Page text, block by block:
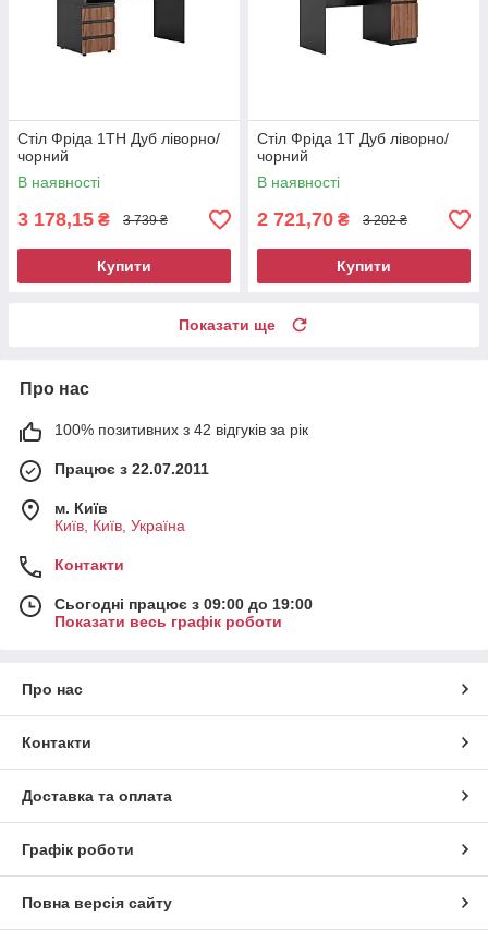
Стіл Фріда 1ТН Дуб ліворно/
чорний
В наявності
3 178,15 ₴ 3 739 ₴
Купити
Стіл Фріда 1Т Дуб ліворно/
чорний
В наявності
2 721,70 ₴ 3 202 ₴
Купити
Показати ще
Про нас
100% позитивних з 42 відгуків за рік
Працює з 22.07.2011
м. Київ
Київ, Київ, Україна
Контакти
Сьогодні працює з 09:00 до 19:00
Показати весь графік роботи
Про нас
Контакти
Доставка та оплата
Графік роботи
Повна версія сайту